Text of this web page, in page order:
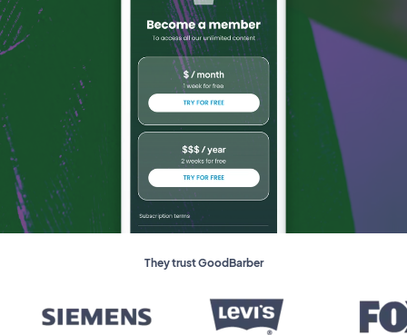
They trust GoodBarber